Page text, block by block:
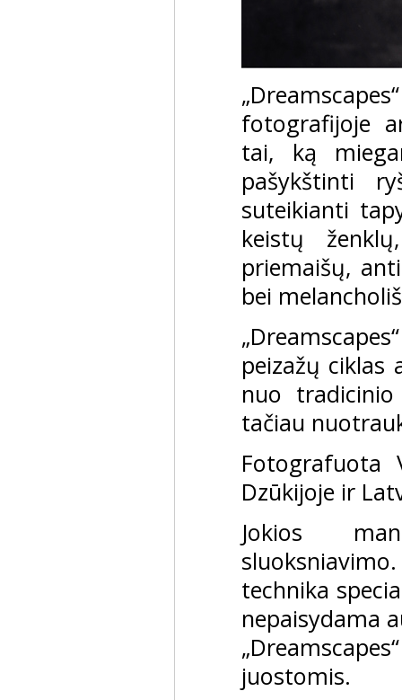
fotografijoje
tai, ką
pašykštinti
suteikianti
keistų
priemaišų,
bei
peizažų ciklas
nuo tradicinio
tačiau
Fotografuota
Dzūkijoje ir
Jokios
technika
nepaisydama
juostomis.